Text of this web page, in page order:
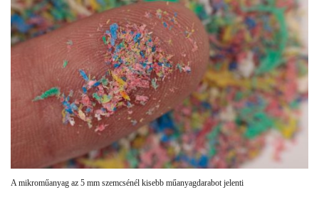
A mikroműanyag az 5 mm szemcsénél kisebb műanyagdarabot jelenti